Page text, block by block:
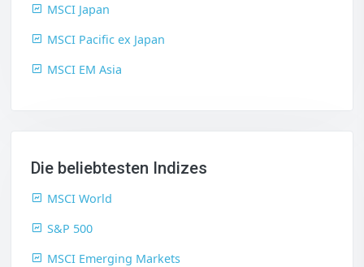
MSCI Japan
MSCI Pacific ex Japan
MSCI EM Asia
Die beliebtesten Indizes
MSCI World
S&P 500
MSCI Emerging Markets